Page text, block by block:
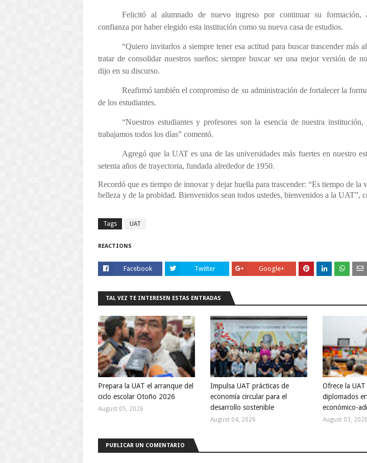
Felicitó al alumnado de nuevo ingreso por continuar su formación,
confianza por haber elegido esta institución como su nueva casa de estudios.
“Quiero invitarlos a siempre tener esa actitud para buscar trascender más
tratar de consolidar nuestros sueños; siempre buscar ser una mejor versión de
dijo en su discurso.
Reafirmó también el compromiso de su administración de fortalecer la
de los estudiantes.
“Nuestros estudiantes y profesores son la esencia de nuestra
trabajamos todos los días” comentó.
Agregó que la UAT es una de las universidades más fuertes en nuestro
setenta años de trayectoria, fundada alrededor de 1950.
Recordó que es tiempo de innovar y dejar huella para trascender: “Es tiempo de la
belleza y de la probidad. Bienvenidos sean todos ustedes, bienvenidos a la UAT”,
Tags UAT
REACTIONS
Facebook Twitter Google+
TAL VEZ TE INTERESEN ESTAS ENTRADAS
Prepara la UAT el arranque del
ciclo escolar Otoño 2026
August 05, 2026
Impulsa UAT prácticas de
economía circular para el
desarrollo sostenible
August 04, 2026
Ofrece la
diplomados
económico-
August 03, 2026
PUBLICAR UN COMENTARIO